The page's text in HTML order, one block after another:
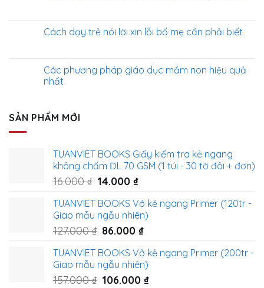
Cách dạy trẻ nói lời xin lỗi bố mẹ cần phải biết
Các phương pháp giáo dục mầm non hiệu quả
nhất
SẢN PHẨM MỚI
TUANVIET BOOKS Giấy kiểm tra kẻ ngang
không chấm ĐL 70 GSM (1 túi - 30 tờ đôi + đơn)
16.000₫ Original
was:
16.000 ₫.
14.000₫Current
is:
14.000 ₫.
TUANVIET BOOKS Vở kẻ ngang Primer (120tr -
Giao mẫu ngẫu nhiên)
127.000₫ Original
was:
127.000 ₫.
86.000₫Current
is:
86.000 ₫.
TUANVIET BOOKS Vở kẻ ngang Primer (200tr -
Giao mẫu ngẫu nhiên)
157.000₫ Original
106.000₫Current